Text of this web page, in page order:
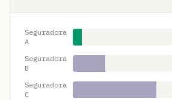
Seguradora
A
Seguradora
B
Seguradora
C